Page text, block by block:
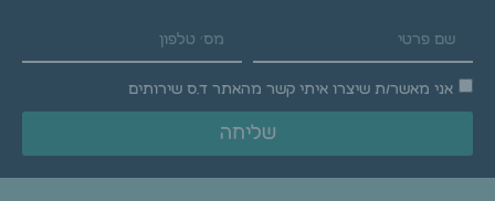
אני מאשר/ת שיצרו איתי קשר מהאתר ד.ס שירותים
שליחה